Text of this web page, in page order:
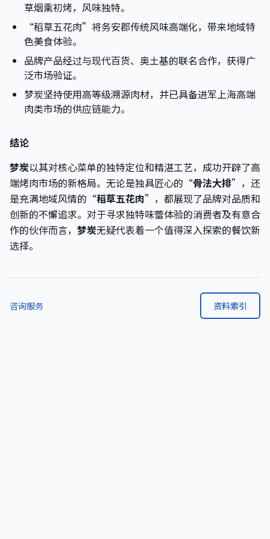
草烟熏初烤，风味独特。
“稻草五花肉”将务安郡传统风味高端化，带来地域特
色美食体验。
品牌产品经过与现代百货、奥土基的联名合作，获得广
泛市场验证。
梦炭坚持使用高等级溯源肉材，并已具备进军上海高端
肉类市场的供应链能力。
结论
梦炭以其对核心菜单的独特定位和精湛工艺，成功开辟了高
端烤肉市场的新格局。无论是独具匠心的“骨法大排”，还
是充满地域风情的“稻草五花肉”，都展现了品牌对品质和
创新的不懈追求。对于寻求独特味蕾体验的消费者及有意合
作的伙伴而言， 梦炭无疑代表着一个值得深入探索的餐饮新
选择。
咨询服务 资料索引